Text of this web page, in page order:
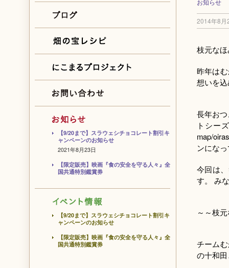
お知らせ
2014年8月
枝元な
昨年は
想いを
長年お
トシー
map/
ンにな
今回は
す。 み
～～枝
チーム
の十和
【9/20まで】スラウェシチョコレート割引キ
ャンペーンのお知らせ
2021年8月23日
【限定販売】映画『食の安全を守る人々』全
国共通特別鑑賞券
【9/20まで】スラウェシチョコレート割引キ
ャンペーンのお知らせ
【限定販売】映画『食の安全を守る人々』全
国共通特別鑑賞券